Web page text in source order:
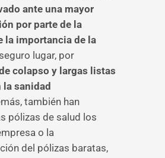
ante una mayor
por parte de la
la importancia de la
lugar, por
colapso y largas listas
la sanidad
también han
pólizas de salud los
o la
del pólizas baratas,